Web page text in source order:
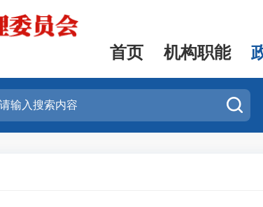
首页 机构职能